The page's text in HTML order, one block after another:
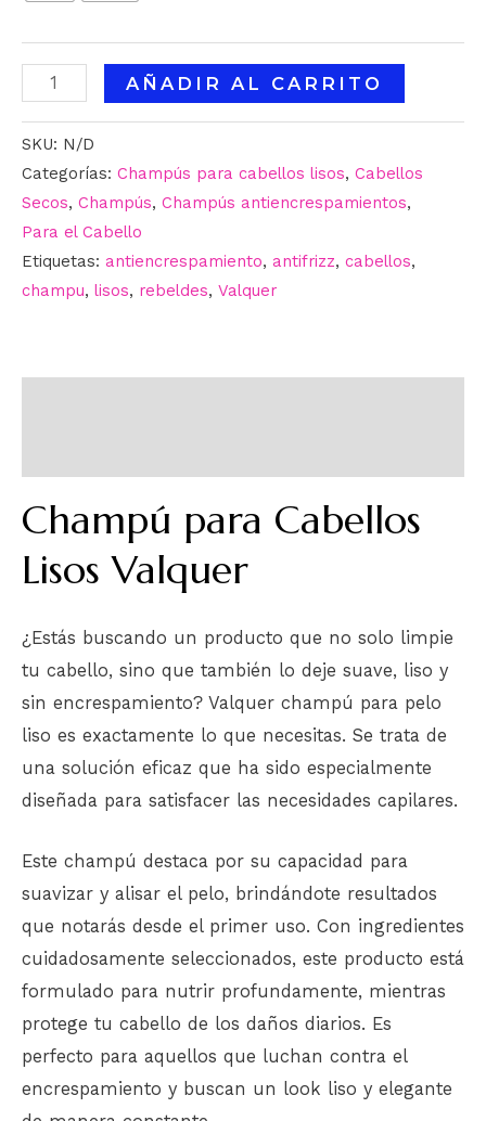
AÑADIR AL CARRITO
SKU: N/D
Categorías: Champús para cabellos lisos, Cabellos
Secos, Champús, Champús antiencrespamientos,
Para el Cabello
Etiquetas: antiencrespamiento, antifrizz, cabellos,
champu, lisos, rebeldes, Valquer
Champú para Cabellos
Lisos Valquer
¿Estás buscando un producto que no solo limpie
tu cabello, sino que también lo deje suave, liso y
sin encrespamiento? Valquer champú para pelo
liso es exactamente lo que necesitas. Se trata de
una solución eficaz que ha sido especialmente
diseñada para satisfacer las necesidades capilares.
Este champú destaca por su capacidad para
suavizar y alisar el pelo, brindándote resultados
que notarás desde el primer uso. Con ingredientes
cuidadosamente seleccionados, este producto está
formulado para nutrir profundamente, mientras
protege tu cabello de los daños diarios. Es
perfecto para aquellos que luchan contra el
encrespamiento y buscan un look liso y elegante